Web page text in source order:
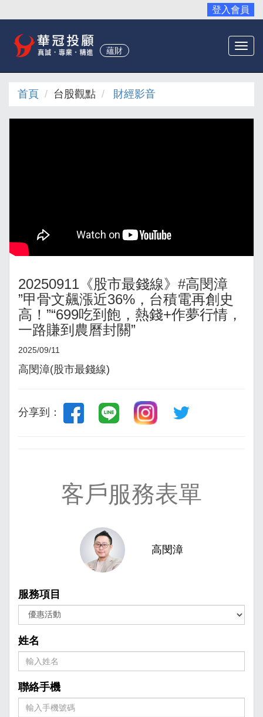
登入會員
蘊財
首頁 台股觀點 財經影音
20250911《股市最錢線》#高閔漳
”甲骨文飆漲近36%，台積電再創史
高！”“699吃到飽，熱錢+作夢行情，
一路賺到農曆封關”
2025/09/11
高閔漳(股市最錢線)
分享到：
客戶服務表單
高閔漳
服務項目
姓名
聯絡手機